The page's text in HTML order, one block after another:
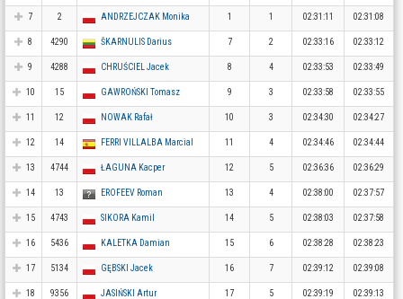
7 2 ANDRZEJCZAK Monika 1 1 02:31:11 02:31:08
8 4290 ŠKARNULIS Darius 7 2 02:33:16 02:33:12
9 4288 CHRUŚCIEL Jacek 8 4 02:33:53 02:33:49
10 15 GAWROŃSKI Tomasz 9 3 02:33:58 02:33:55
11 12 NOWAK Rafał 10 3 02:34:30 02:34:27
12 14 FERRI VILLALBA Marcial 11 4 02:34:46 02:34:44
13 4744 ŁAGUNA Kacper 12 5 02:36:36 02:36:29
14 13 EROFEEV Roman 13 4 02:38:00 02:37:57
15 4743 SIKORA Kamil 14 5 02:38:03 02:37:58
16 5436 KALETKA Damian 15 6 02:38:28 02:38:23
17 5134 GĘBSKI Jacek 16 7 02:39:12 02:39:08
18 9356 JASIŃSKI Artur 17 5 02:39:19 02:39:13